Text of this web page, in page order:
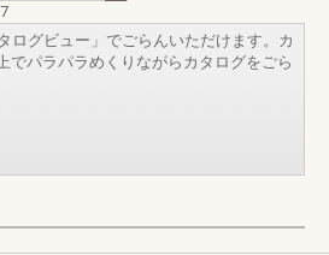
ログビュー」でごらんいただけます。カ
でパラパラめくりながらカタログをごら